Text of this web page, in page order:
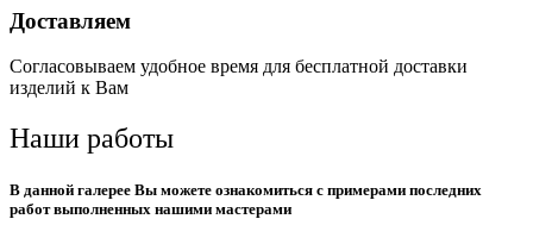
Доставляем
Согласовываем удобное время для бесплатной доставки
изделий к Вам
Наши работы
В данной галерее Вы можете ознакомиться с примерами последних
работ выполненных нашими мастерами